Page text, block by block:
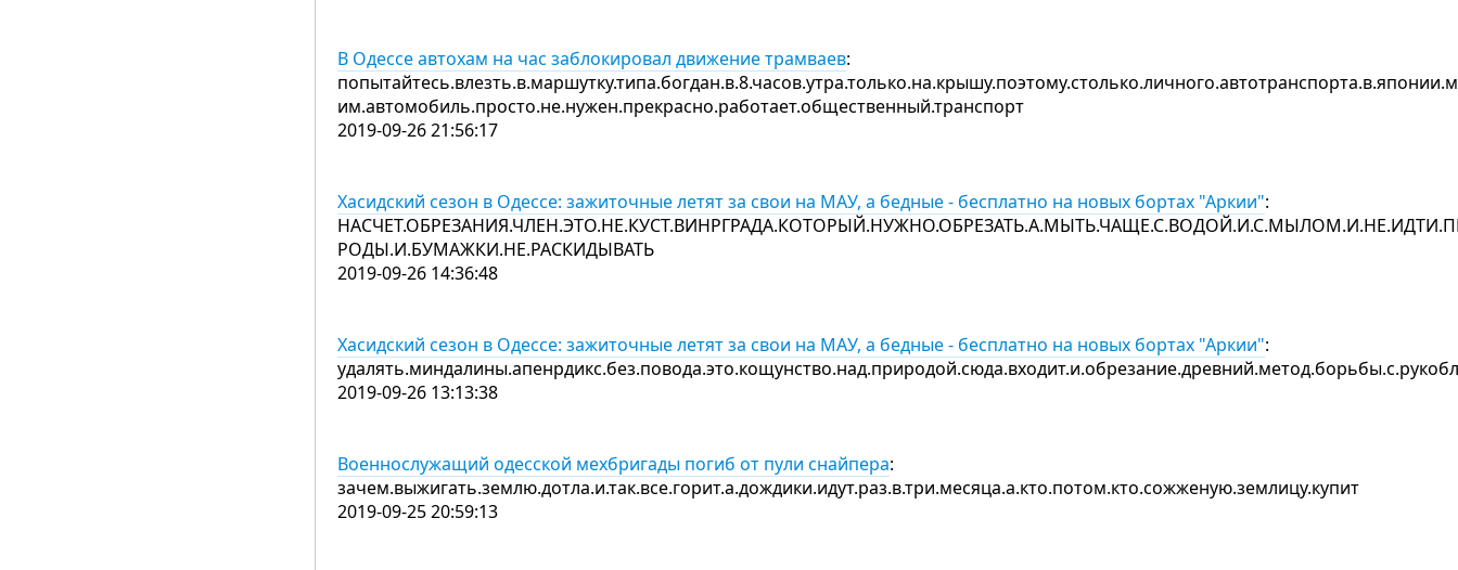
В Одессе автохам на час заблокировал движение трамваев:
им.автомобиль.просто.не.нужен.прекрасно.работает.общественный.транспорт
2019-09-26 21:56:17
Хасидский сезон в Одессе: зажиточные летят за свои на МАУ, а бедные - бесплатно на новых бортах "Аркии":
РОДЫ.И.БУМАЖКИ.НЕ.РАСКИДЫВАТЬ
2019-09-26 14:36:48
Хасидский сезон в Одессе: зажиточные летят за свои на МАУ, а бедные - бесплатно на новых бортах "Аркии":
2019-09-26 13:13:38
Военнослужащий одесской мехбригады погиб от пули снайпера:
зачем.выжигать.землю.дотла.и.так.все.горит.а.дождики.идут.раз.в.три.месяца.а.кто.потом.кто.сожженую.землицу.купит
2019-09-25 20:59:13